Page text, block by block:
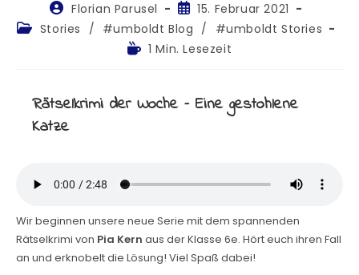
Florian Parusel
15. Februar 2021
Stories
/ #umboldt Blog /
#umboldt Stories
1 Min. Lesezeit
Rätselkrimi der Woche – Eine gestohlene
Katze
Wir beginnen unsere neue Serie mit dem spannenden
Rätselkrimi von Pia Kern aus der Klasse 6e. Hört euch ihren Fall
an und erknobelt die Lösung! Viel Spaß dabei!